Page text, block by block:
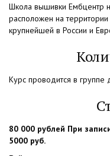
Школа вышивки Ембцентр
расположен на
крупнейшей в России и
Курс проводится в группе
80 000 рублей При
5000 руб.